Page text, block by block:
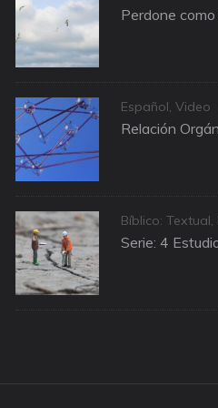
Perdone
Categories
Español, Video
Relación
Categories
Bíblico: Textual,
Serie: 4